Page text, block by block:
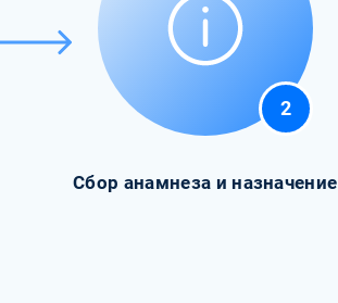
2
Сбор анамнеза и назначение